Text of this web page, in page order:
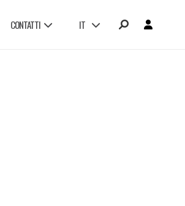
CONTATTI IT